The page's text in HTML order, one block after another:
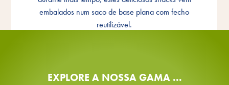
por mais tempo
embalados num saco de base plana com fecho
reutilizável.
EXPLORE A NOSSA GAMA ...